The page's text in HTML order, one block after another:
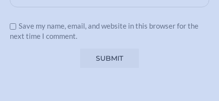
Save my name, email, and website in this browser for the
next time I comment.